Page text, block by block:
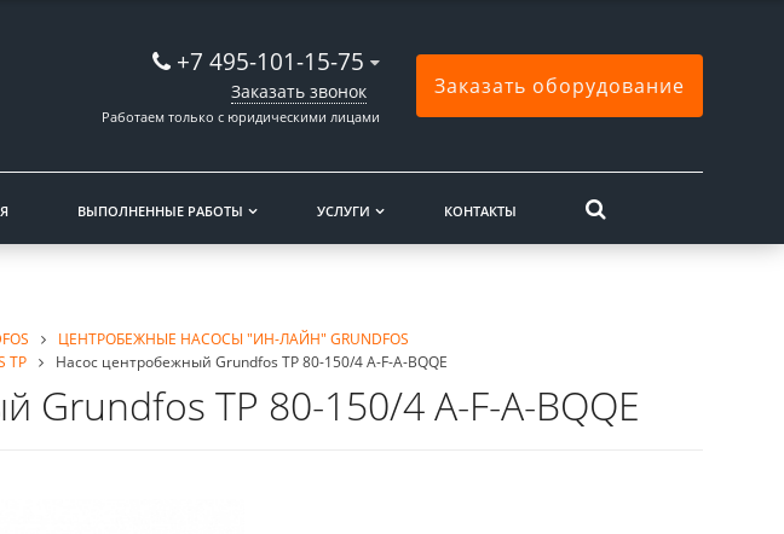
+7 495-101-15-75
Заказать звонок
Работаем только с юридическими лицами
Заказать оборудование
ВЫПОЛНЕННЫЕ РАБОТЫ УСЛУГИ КОНТАКТЫ
ЦЕНТРОБЕЖНЫЕ НАСОСЫ "ИН-ЛАЙН" GRUNDFOS
TP
Насос центробежный Grundfos TP 80-150/4 A-F-A-BQQE
Grundfos TP 80-150/4 A-F-A-BQQE